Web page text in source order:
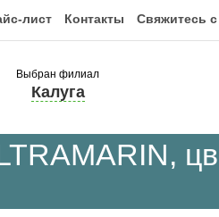
лист Контакты Свяжитесь
Выбран филиал
Калуга